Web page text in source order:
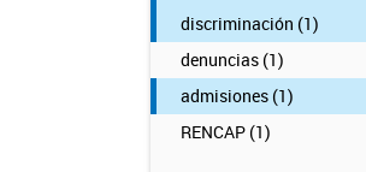
discriminación (1)
denuncias (1)
admisiones (1)
RENCAP (1)